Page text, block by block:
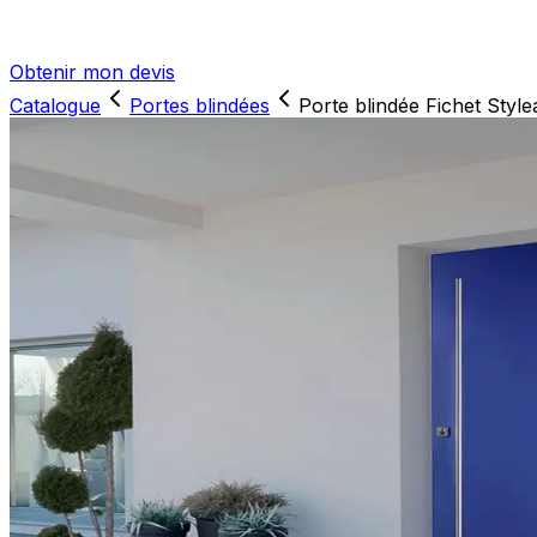
Obtenir mon devis
Catalogue
Portes blindées Porte blindée Fichet